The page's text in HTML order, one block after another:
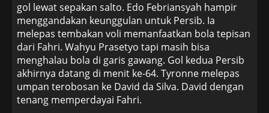
gol lewat sepakan salto. Edo Febriansyah hampir
menggandakan keunggulan untuk Persib. Ia
melepas tembakan voli memanfaatkan bola tepisan
dari Fahri. Wahyu Prasetyo tapi masih bisa
menghalau bola di garis gawang. Gol kedua Persib
akhirnya datang di menit ke-64. Tyronne melepas
umpan terobosan ke David da Silva. David dengan
tenang memperdayai Fahri.